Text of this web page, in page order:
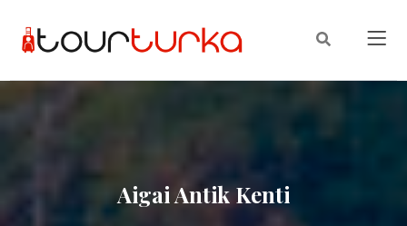
Aigai Antik Kenti